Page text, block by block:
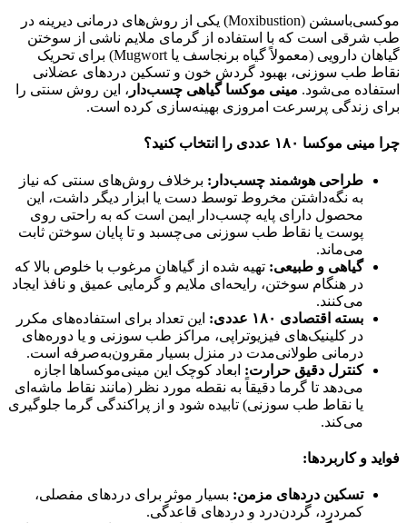
موکسی‌باسشن (Moxibustion) یکی از روش‌های درمانی دیرینه در
طب شرقی است که با استفاده از گرمای ملایم ناشی از سوختن
گیاهان دارویی (معمولاً گیاه برنجاسف یا Mugwort) برای تحریک
نقاط طب سوزنی، بهبود گردش خون و تسکین دردهای عضلانی
استفاده می‌شود. مینی موکسا گیاهی چسب‌دار ، این روش سنتی را
برای زندگی پرسرعت امروزی بهینه‌سازی کرده است.
چرا مینی موکسا ۱۸۰ عددی را انتخاب کنید؟
طراحی هوشمند چسب‌دار: برخلاف روش‌های سنتی که نیاز
به نگه‌داشتن مخروط توسط دست یا ابزار دیگر داشت، این
محصول دارای پایه چسب‌دار ایمن است که به راحتی روی
پوست یا نقاط طب سوزنی می‌چسبد و تا پایان سوختن ثابت
می‌ماند.
گیاهی و طبیعی: تهیه شده از گیاهان مرغوب با خلوص بالا که
در هنگام سوختن، رایحه‌ای ملایم و گرمایی عمیق و نافذ ایجاد
می‌کنند.
بسته اقتصادی ۱۸۰ عددی:
این تعداد برای استفاده‌های مکرر
در کلینیک‌های فیزیوتراپی، مراکز طب سوزنی و یا دوره‌های
درمانی طولانی‌مدت در منزل بسیار مقرون‌به‌صرفه است.
کنترل دقیق حرارت: ابعاد کوچک این مینی‌موکساها اجازه
می‌دهد تا گرما دقیقاً به نقطه مورد نظر (مانند نقاط ماشه‌ای
یا نقاط طب سوزنی) تابیده شود و از پراکندگی گرما جلوگیری
می‌کند.
فواید و کاربردها:
تسکین دردهای مزمن: بسیار موثر برای دردهای مفصلی،
کمردرد، گردن‌درد و دردهای قاعدگی.